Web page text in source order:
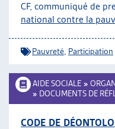
AUTRES
PROJETS ET ACTIVITÉS
JOURNÉES D’AUTOMNE
CF, communiqué de
national contre la
Pauvreté Participation
AIDE SOCIALE »
» DOCUMENTS DE
CODE DE